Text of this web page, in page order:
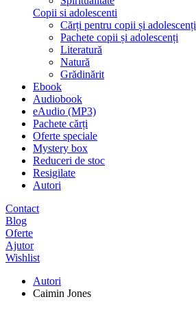
Copii si adolescenti
Cărți pentru copii și adolescenți
Pachete copii și adolescenți
Literatură
Natură
Grădinărit
Ebook
Audiobook
eAudio (MP3)
Pachete cărți
Oferte speciale
Mystery box
Reduceri de stoc
Resigilate
Autori
Contact
Blog
Oferte
Ajutor
Wishlist
Autori
Caimin Jones